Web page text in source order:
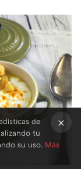
de
tu
su uso. Más